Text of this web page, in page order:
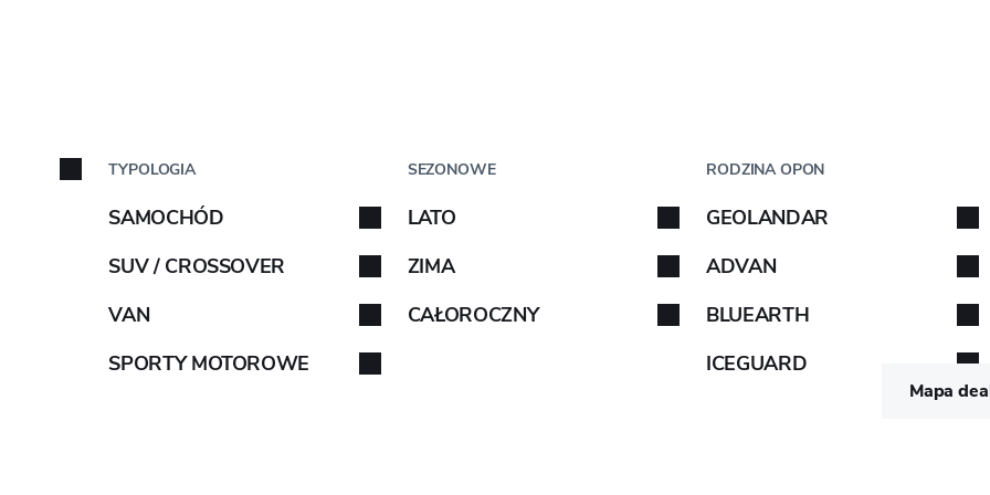
TYPOLOGIA
SAMOCHÓD
SUV / CROSSOVER
VAN
SPORTY MOTOROWE
SEZONOWE
LATO
ZIMA
CAŁOROCZNY
RODZINA OPON
GEOLANDAR
ADVAN
BLUEARTH
ICEGUARD
Mapa
Marka samochodu
z instrukcjami.